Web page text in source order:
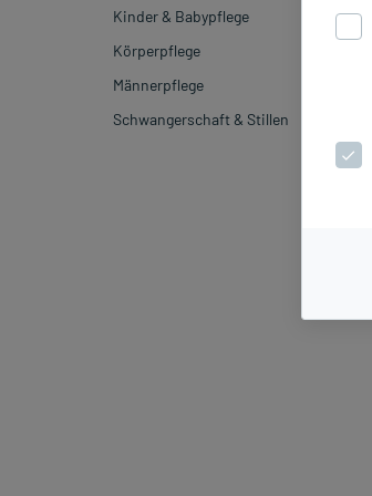
Kinder & Babypflege
Körperpflege
Männerpflege
Schwangerschaft & Stillen